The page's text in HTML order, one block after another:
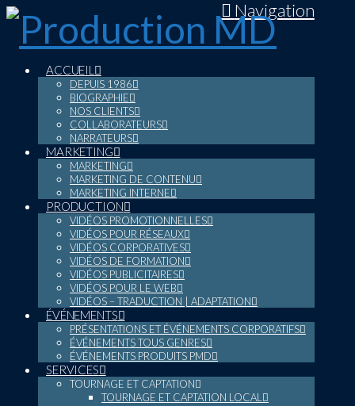
Navigation
ACCUEIL
DEPUIS 1986
BIOGRAPHIE
NOS CLIENTS
COLLABORATEURS
NARRATEURS
MARKETING
MARKETING
MARKETING DE CONTENU
MARKETING INTERNE
PRODUCTION
VIDÉOS PROMOTIONNELLES
VIDÉOS POUR RÉSEAUX
VIDÉOS CORPORATIVES
VIDÉOS DE FORMATION
VIDÉOS PUBLICITAIRES
VIDÉOS POUR LE WEB
VIDÉOS – TRADUCTION | ADAPTATION
ÉVÉNEMENTS
PRÉSENTATIONS ET ÉVÉNEMENTS CORPORATIFS
ÉVÉNEMENTS TOUS GENRES
ÉVÉNEMENTS PRODUITS PMD
SERVICES
TOURNAGE ET CAPTATION
TOURNAGE ET CAPTATION LOCAL